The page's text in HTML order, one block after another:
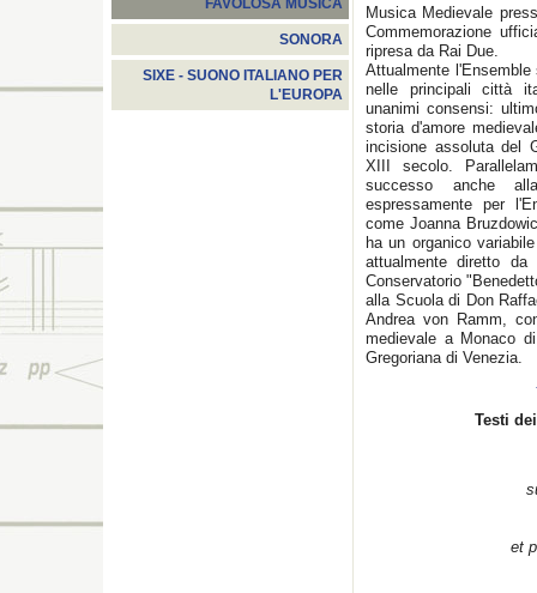
FAVOLOSA MUSICA
SONORA
SIXE - SUONO ITALIANO PER
L'EUROPA
Musica Medievale
Commemorazione
ripresa da Rai Due.
Attualmente
nelle principali città
unanimi consensi:
storia d'amore
incisione assoluta del
XIII secolo.
successo anche
espressamente per
come Joanna
ha un organico
attualmente diretto da
Conservatorio
alla Scuola di Don
Andrea von Ramm,
medievale a Monaco
Gregoriana di Venezia.
Testi
et